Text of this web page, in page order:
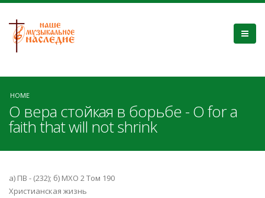
HOME
О вера стойкая в борьбе - O for a
faith that will not shrink
а) ПВ - (232); б) МХО 2 Том 190
Христианская жизнь